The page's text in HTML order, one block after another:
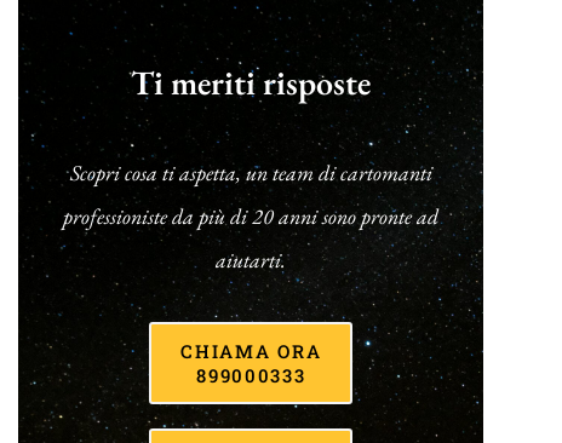
Ti meriti risposte
Scopri cosa ti aspetta, un team di cartomanti
professioniste da più di 20 anni sono pronte ad
aiutarti.
CHIAMA ORA
899000333